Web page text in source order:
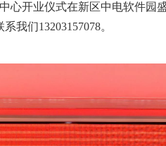
心开业仪式在新区中电软件园
我们13203157078。